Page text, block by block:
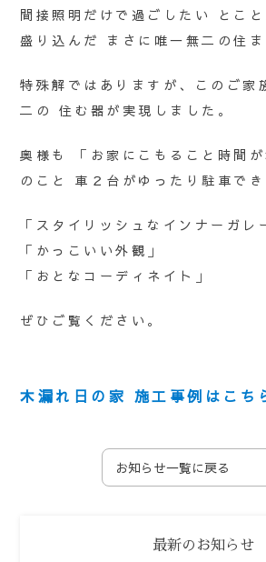
間接照明だけで過ごしたい とこ
盛り込んだ まさに唯一無二の住ま
特殊解ではありますが、このご家
二の 住む器が実現しました。
奥様も 「お家にこもること時間が
のこと 車２台がゆったり駐車でき
「スタイリッシュなインナーガレ
「かっこいい外観」
「おとなコーディネイト」
ぜひご覧ください。
木漏れ日の家 施工事例はこち
お知らせ一覧に戻る
最新のお知らせ